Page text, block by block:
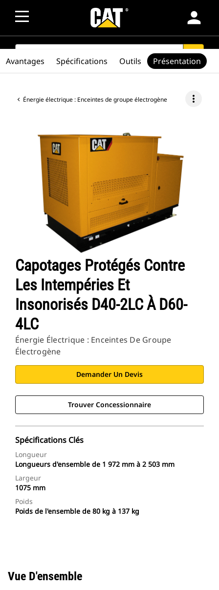
person
SEARCH search
Énergie électrique : Enceintes de groupe électrogène more_vert
Capotages Protégés Contre
Les Intempéries Et
Insonorisés D40-2LC À D60-
4LC
Énergie Électrique : Enceintes De Groupe
Électrogène
Demander Un Devis
Trouver Concessionnaire
Spécifications Clés
Longueur
Longueurs d'ensemble de 1 972 mm à 2 503 mm
Largeur
1075 mm
Poids
Poids de l'ensemble de 80 kg à 137 kg
Avantages Spécifications Outils Présentation
Vue D'ensemble